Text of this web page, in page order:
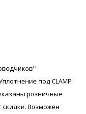
под CLAMP
розничные
Возможен